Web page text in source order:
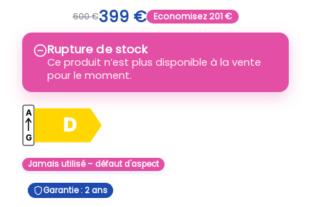
600€399 € Economisez201€
Rupture de stock
Ce produit n’est plus disponible à la vente
pour le moment.
Jamais utilisé – défaut d'aspect
Garantie : 2 ans